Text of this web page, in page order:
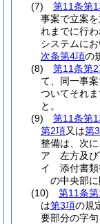
(7)
第11条第
事案で立案
れまでに行
システムに
次条第4項の
(8)
第11条第
て、同一事
ついてそれ
と。
(9)
第11条第
第2項又は第
整備は、次に
ア
左方及び
イ
添付書
の中央部に
(10)
第11条
は第3項の規
要部分の字